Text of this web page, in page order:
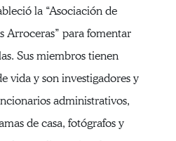
la “Asociación de
Arroceras” para fomentar
Sus miembros tienen
vida y son investigadores y
administrativos,
de casa, fotógrafos y